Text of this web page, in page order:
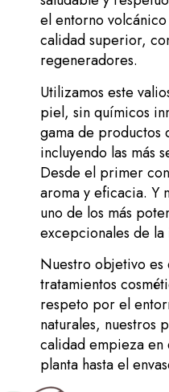
el entorno
calidad superior,
regeneradores.
Utilizamos este
piel, sin químicos
gama de productos
incluyendo las más
Desde el primer
aroma y eficacia. Y
uno de los más
excepcionales de la
Nuestro objetivo es
tratamientos
respeto por el
naturales, nuestros
calidad empieza
planta hasta el